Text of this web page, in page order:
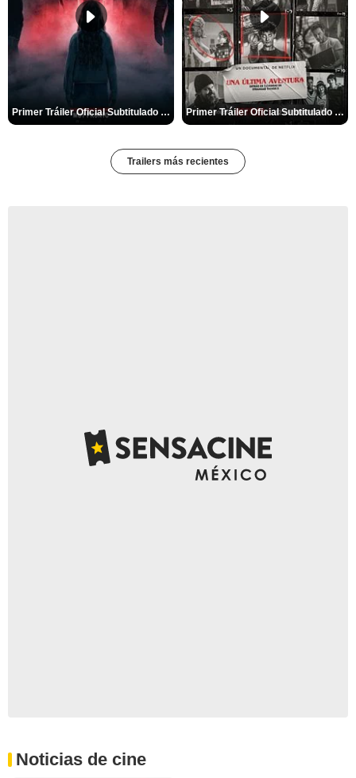
Primer Tráiler Oficial Subtitulado de 'La Noche Del Demonio: Están Entre Nosotros' Primer Tráiler Oficial Subtitulado de 'Una última aventura: Detrás de cámaras de Stranger Things 5'
Trailers más recientes
Noticias de cine